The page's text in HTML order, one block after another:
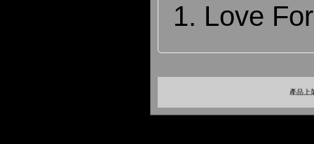
1. Love
產品上